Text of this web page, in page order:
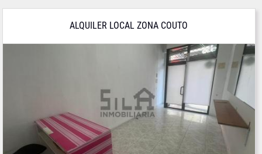
ALQUILER LOCAL ZONA COUTO